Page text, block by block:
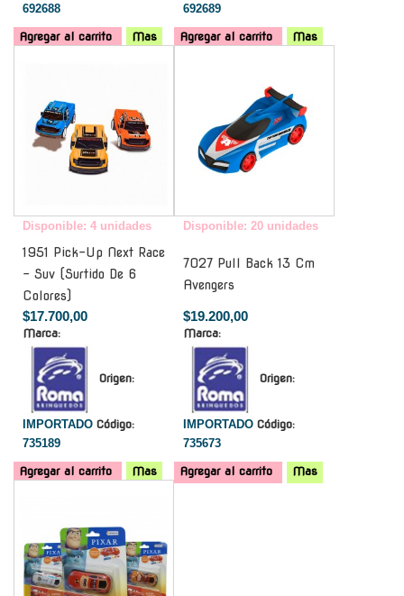
692688
Agregar al carrito Mas
692689
Agregar al carrito
Mas
Disponible: 4 unidades
1951 Pick-Up Next Race
- Suv (Surtido De 6
Colores)
$17.700,00
Marca:
Origen:
IMPORTADO Código:
735189
Agregar al carrito Mas
Disponible: 20 unidades
7027 Pull Back 13 Cm
Avengers
$19.200,00
Marca:
Origen:
IMPORTADO Código:
735673
Agregar al carrito
Mas